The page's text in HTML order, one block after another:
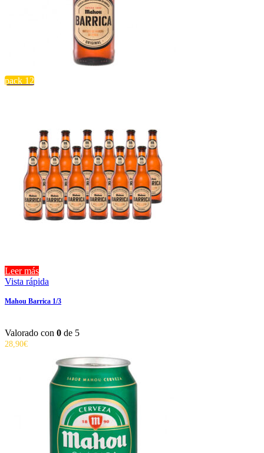
pack 12
Leer más
Vista rápida
Mahou Barrica 1/3
Valorado con 0 de 5
28,90€